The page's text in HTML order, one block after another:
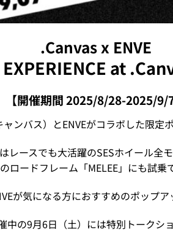
.Canvas x ENVE
EXPERIENCE at
【開催期間 2025/8/28-2025/9/7
ンバス）とENVEがコラボした限定
レースでも大活躍のSESホイール全
ロードフレーム「MELEE」にも試乗
が気になる方におすすめのポップア
中の9月6日（土）には特別トークシ